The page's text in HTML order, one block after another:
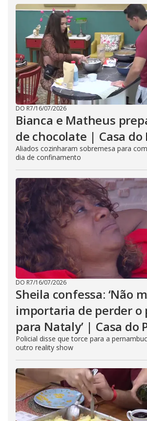
DO R7/16/07/2026
Bianca e Matheus
de chocolate | Casa do
Aliados cozinharam sobremesa para
dia de confinamento
DO R7/16/07/2026
Sheila confessa: ‘Não
importaria de perder o
para Nataly’ | Casa do
Policial disse que torce para a
outro reality show